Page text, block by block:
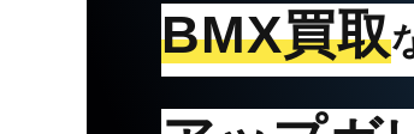
BMX買取